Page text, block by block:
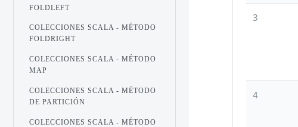
3
4
FOLDLEFT
COLECCIONES SCALA - MÉTODO
FOLDRIGHT
COLECCIONES SCALA - MÉTODO
MAP
COLECCIONES SCALA - MÉTODO
DE PARTICIÓN
COLECCIONES SCALA - MÉTODO